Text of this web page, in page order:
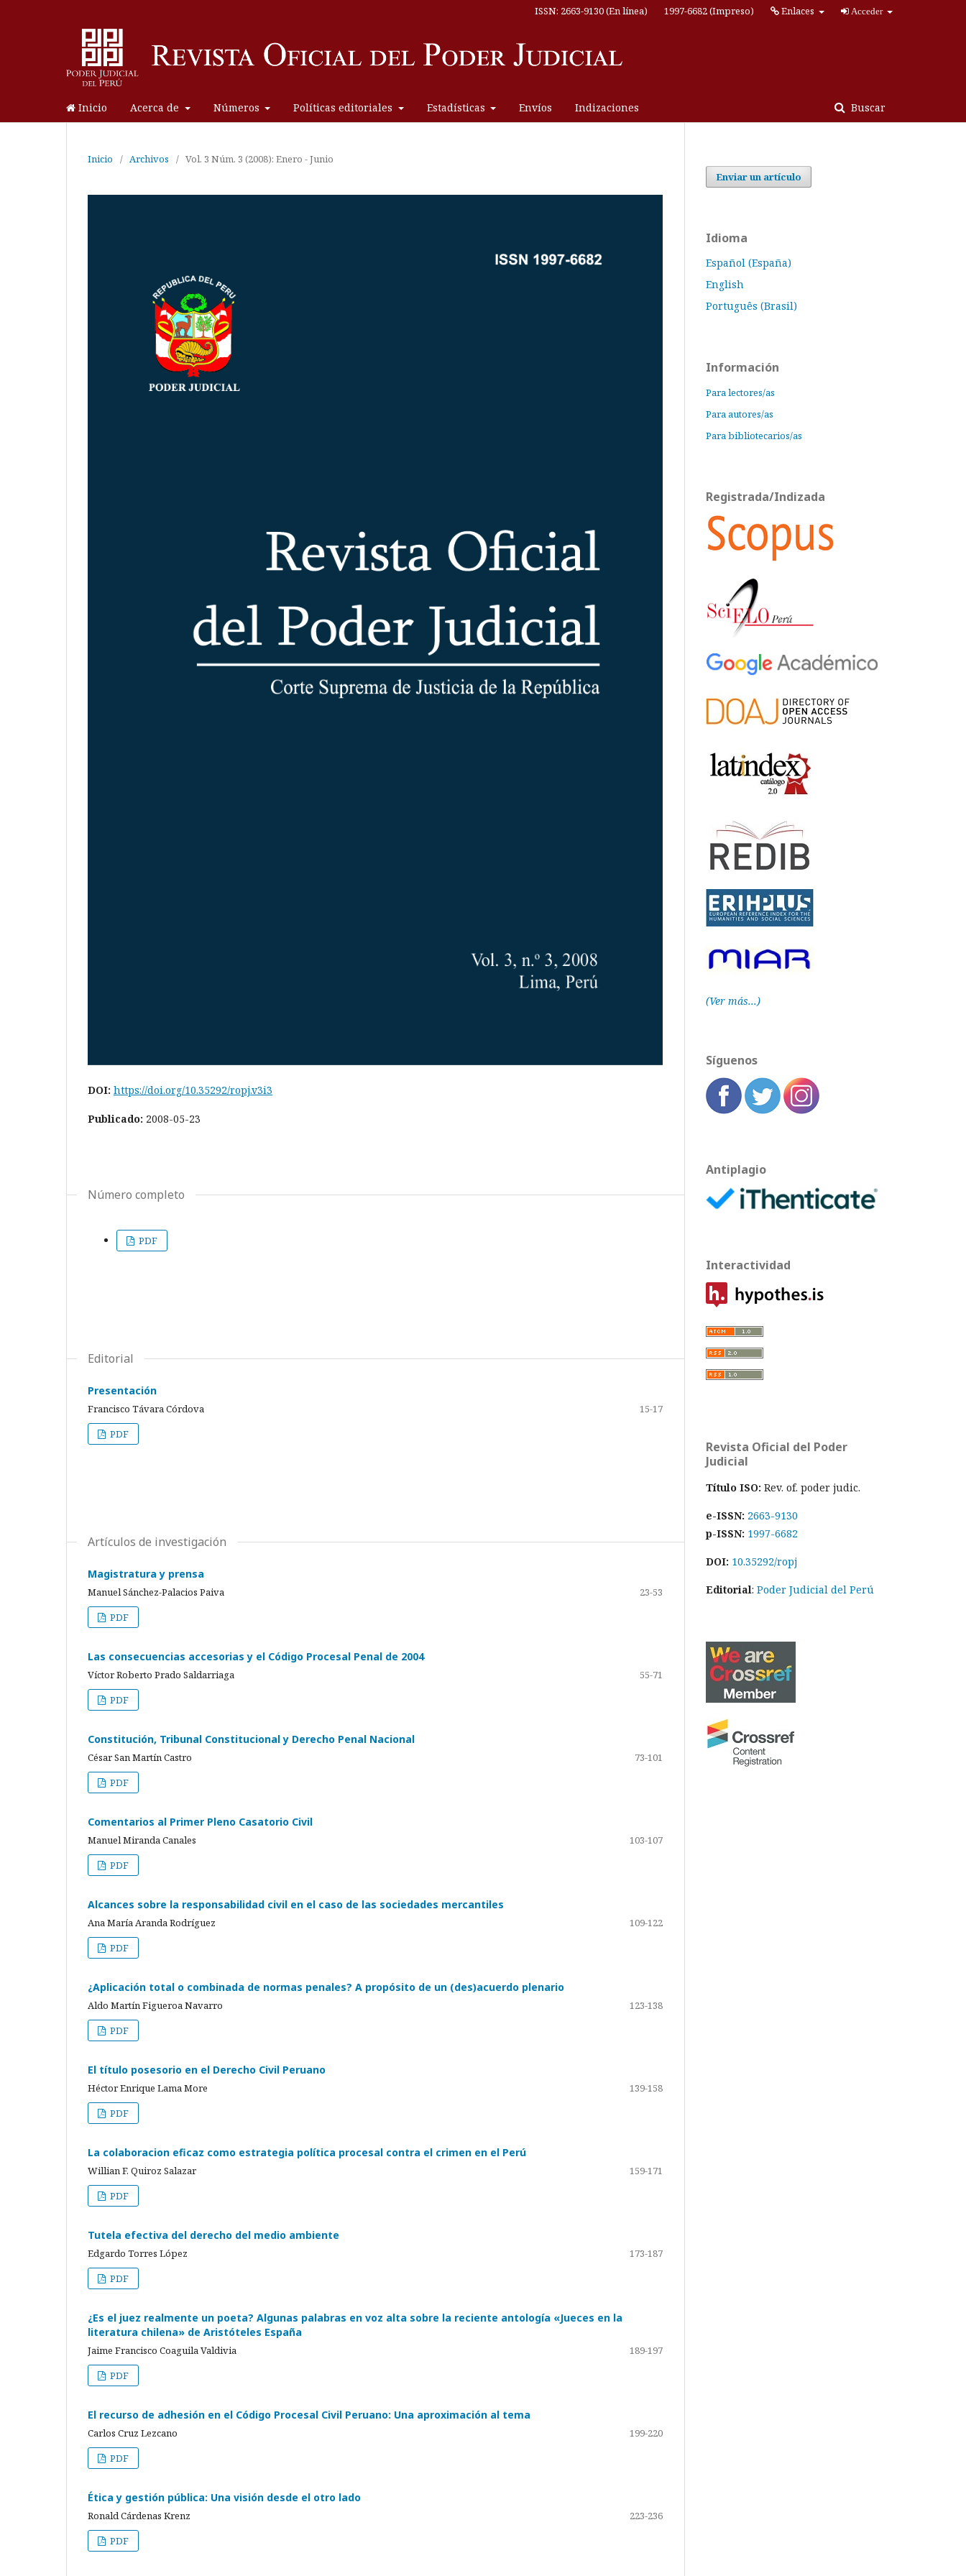
Inicio Acerca de Números Políticas editoriales Estadísticas Envíos Indizaciones Buscar
ISSN: 2663-9130 (En línea) 1997-6682 (Impreso) Enlaces Acceder
Inicio / Archivos / Vol. 3 Núm. 3 (2008): Enero - Junio
DOI: https://doi.org/10.35292/ropj.v3i3
Publicado: 2008-05-23
Número completo
PDF
Editorial
Presentación
Francisco Távara Córdova
15-17
PDF
Artículos de investigación
Magistratura y prensa
Manuel Sánchez-Palacios Paiva
23-53
PDF
Las consecuencias accesorias y el Código Procesal Penal de 2004
Víctor Roberto Prado Saldarriaga
55-71
PDF
Constitución, Tribunal Constitucional y Derecho Penal Nacional
César San Martín Castro
73-101
PDF
Comentarios al Primer Pleno Casatorio Civil
Manuel Miranda Canales
103-107
PDF
Alcances sobre la responsabilidad civil en el caso de las sociedades mercantiles
Ana María Aranda Rodríguez
109-122
PDF
¿Aplicación total o combinada de normas penales? A propósito de un (des)acuerdo plenario
Aldo Martín Figueroa Navarro
123-138
PDF
El título posesorio en el Derecho Civil Peruano
Héctor Enrique Lama More
139-158
PDF
La colaboracion eficaz como estrategia política procesal contra el crimen en el Perú
Willian F. Quiroz Salazar
159-171
PDF
Tutela efectiva del derecho del medio ambiente
Edgardo Torres López
173-187
PDF
¿Es el juez realmente un poeta? Algunas palabras en voz alta sobre la reciente antología «Jueces en la
literatura chilena» de Aristóteles España
Jaime Francisco Coaguila Valdivia
189-197
PDF
El recurso de adhesión en el Código Procesal Civil Peruano: Una aproximación al tema
Carlos Cruz Lezcano
199-220
PDF
Ética y gestión pública: Una visión desde el otro lado
Ronald Cárdenas Krenz
223-236
PDF
Enviar un artículo
Idioma
Español (España)
English
Português (Brasil)
Información
Para lectores/as
Para autores/as
Para bibliotecarios/as
Registrada/Indizada
(Ver más...)
Síguenos
Antiplagio
Interactividad
Revista Oficial del Poder
Judicial
Título ISO: Rev. of. poder judic.
e-ISSN: 2663-9130
p-ISSN: 1997-6682
DOI: 10.35292/ropj
Editorial: Poder Judicial del Perú